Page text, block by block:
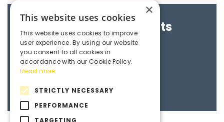
Brochures & Datasheets
Maedler e-catalogue
3D File
×
This website uses cookies
This website uses cookies to improve
user experience. By using our website
you consent to all cookies in
accordance with our Cookie Policy.
Read more
STRICTLY NECESSARY
PERFORMANCE
TARGETING